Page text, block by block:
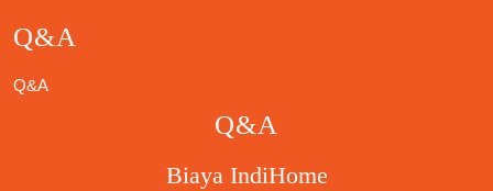
Q&A
Q&A
Q&A
Biaya IndiHome